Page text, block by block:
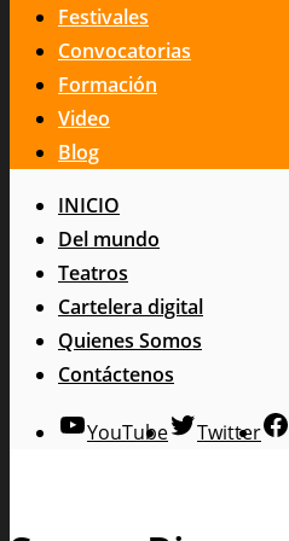
Festivales
Convocatorias
Formación
Video
Blog
INICIO
Del mundo
Teatros
Cartelera digital
Quienes Somos
Contáctenos
YouTube Twitter